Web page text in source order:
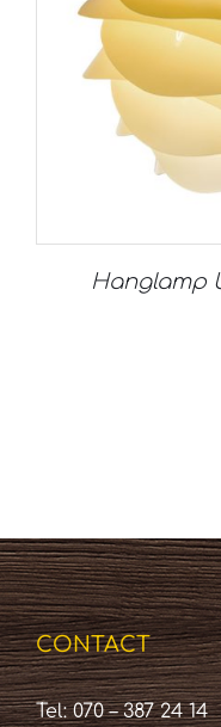
Hanglamp
CONTACT
Tel: 070 – 387 24 14